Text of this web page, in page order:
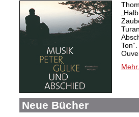
Mehr...
Neue Bücher